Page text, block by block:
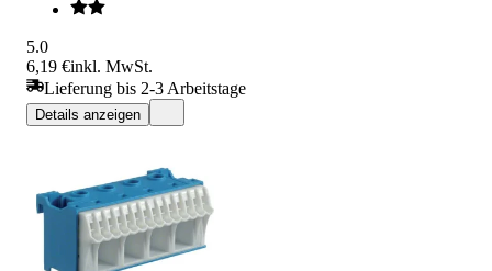
5.0
6,19 €inkl. MwSt.
Lieferung bis 2-3 Arbeitstage
Details anzeigen